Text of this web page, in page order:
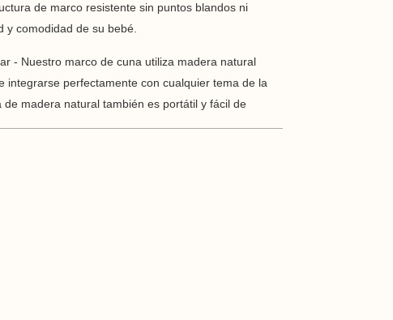
de marco resistente sin puntos blandos ni
y comodidad de su bebé.
- Nuestro marco de cuna utiliza madera natural
integrarse perfectamente con cualquier tema de la
madera natural también es portátil y fácil de